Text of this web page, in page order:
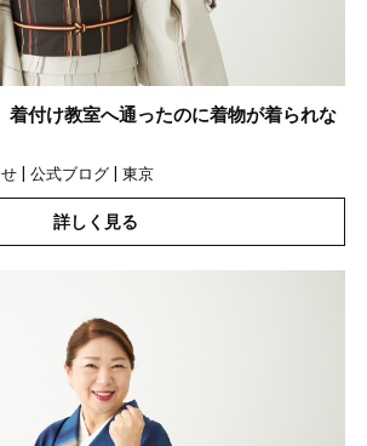
着付け教室へ通ったのに着物が着られな
| 公式ブログ | 東京
詳しく見る